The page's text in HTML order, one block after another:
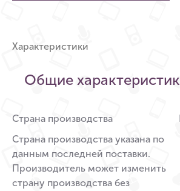
Характеристики
Общие
Страна производства
Страна производства указана по
данным последней поставки.
Производитель может изменить
страну производства без